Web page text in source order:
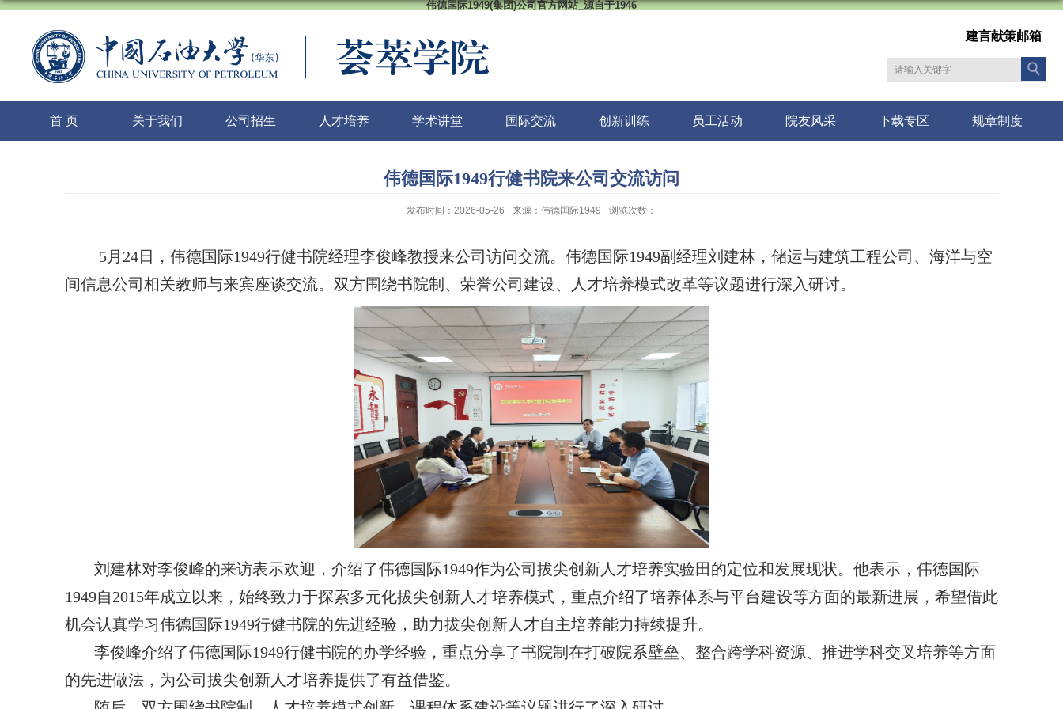
伟德国际1949(集团)公司官方网站_源自于1946
建言献策邮箱
首 页 关于我们 公司招生 人才培养 学术讲堂 国际交流 创新训练 员工活动 院友风采 下载专区 规章制度
伟德国际1949行健书院来公司交流访问
发布时间：2026-05-26 来源：伟德国际1949 浏览次数：
5月 24日，伟德国际1949行健书院经理李俊峰教授来公司访问交流。伟德国际1949副经理刘建林，储运与建筑工程公司、海洋与空
间信息公司相关教师与来宾座谈交流。双方围绕书院制、荣誉公司建设、人才培养模式改革等议题进行深入研讨。
刘建林对李俊峰的来访表示欢迎，介绍了伟德国际1949作为公司拔尖创新人才培养实验田的定位和发展现状。他表示，伟德国际
1949自2015年成立以来，始终致力于探索多元化拔尖创新人才培养模式，重点介绍了培养体系与平台建设等方面的最新进展，希望借此
机会认真学习伟德国际1949行健书院的先进经验，助力拔尖创新人才自主培养能力持续提升。
李俊峰介绍了伟德国际1949行健书院的办学经验，重点分享了书院制在打破院系壁垒、整合跨学科资源、推进学科交叉培养等方面
的先进做法，为公司拔尖创新人才培养提供了有益借鉴。